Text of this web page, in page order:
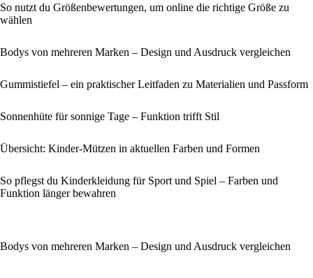
So nutzt du Größenbewertungen, um online die richtige Größe zu
wählen
Bodys von mehreren Marken – Design und Ausdruck vergleichen
Gummistiefel – ein praktischer Leitfaden zu Materialien und Passform
Sonnenhüte für sonnige Tage – Funktion trifft Stil
Übersicht: Kinder-Mützen in aktuellen Farben und Formen
So pflegst du Kinderkleidung für Sport und Spiel – Farben und
Funktion länger bewahren
Bodys von mehreren Marken – Design und Ausdruck vergleichen